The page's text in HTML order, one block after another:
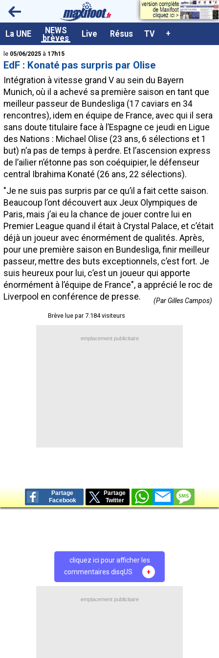
La UNE NEWS
brèves Live Résus TV +
<
le 05/06/2025 à 17h15
EdF : Konaté pas surpris par Olise
Intégration à vitesse grand V au sein du Bayern
Munich, où il a achevé sa première saison en tant que
meilleur passeur de Bundesliga (17 caviars en 34
rencontres), idem en équipe de France, avec qui il sera
sans doute titulaire face à l’Espagne ce jeudi en Ligue
des Nations : Michael Olise (23 ans, 6 sélections et 1
but) n’a pas de temps à perdre. Et l’ascension express
de l’ailier n’étonne pas son coéquipier, le défenseur
central Ibrahima Konaté (26 ans, 22 sélections).
"Je ne suis pas surpris par ce qu’il a fait cette saison.
Beaucoup l’ont découvert aux Jeux Olympiques de
Paris, mais j’ai eu la chance de jouer contre lui en
Premier League quand il était à Crystal Palace, et c’était
déjà un joueur avec énormément de qualités. Après,
pour une première saison en Bundesliga, finir meilleur
passeur, mettre des buts exceptionnels, c’est fort. Je
suis heureux pour lui, c’est un joueur qui apporte
énormément à l’équipe de France", a apprécié le roc de
Liverpool en conférence de presse.
(Par Gilles Campos)
Brève lue par 7.184 visiteurs
emplacement publicitaire
Partage
Facebook
Partage
Twitter
cliquez ici pour afficher les
commentaires disqUS
+
emplacement publicitaire
A la UNE
Dernières brèves
Live / Matchs en direct
Résultats et Classements
Class. buteurs européens
Programme TV foot
Vidéos
Sondages
Tableau transferts L1
Taille de la police
Paramètrages / Options
Contact / Signaler un bug
Recrutement Maxifoot
Mentions légales
site web Maxifoot.fr